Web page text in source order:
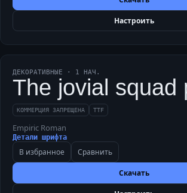
Настроить
ДЕКОРАТИВНЫЕ · 1 НАЧ.
The jovial squad
КОММЕРЦИЯ ЗАПРЕЩЕНА TTF
Empiric Roman
Детали шрифта
В избранное Сравнить
Скачать